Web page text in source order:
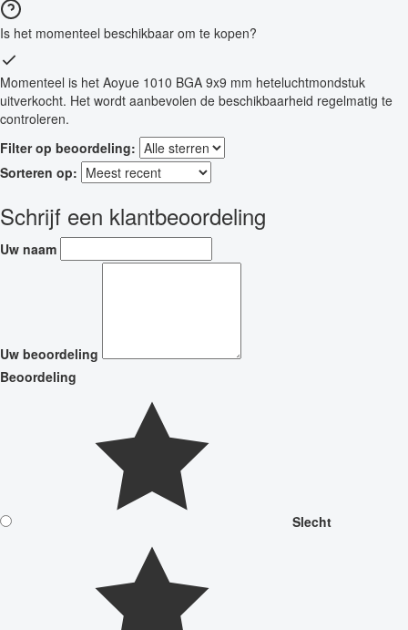
Is het momenteel beschikbaar om te kopen?
Momenteel is het Aoyue 1010 BGA 9x9 mm heteluchtmondstuk
uitverkocht. Het wordt aanbevolen de beschikbaarheid regelmatig te
controleren.
Filter op beoordeling:
Sorteren op:
Schrijf een klantbeoordeling
Uw naam
Uw beoordeling
Beoordeling
Slecht